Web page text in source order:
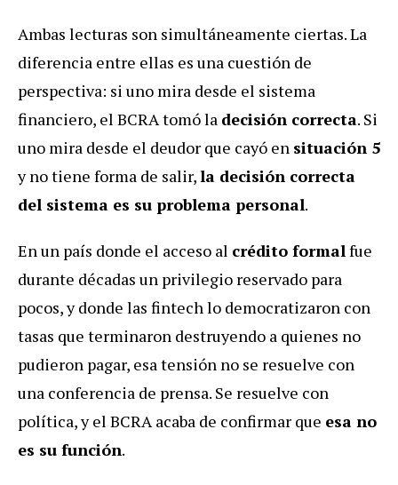
Ambas lecturas son simultáneamente ciertas. La
diferencia entre ellas es una cuestión de
perspectiva: si uno mira desde el sistema
financiero, el BCRA tomó la decisión correcta. Si
uno mira desde el deudor que cayó en situación 5
y no tiene forma de salir,la decisión correcta
del sistema es su problema personal.
En un país donde el acceso al crédito formalfue
durante décadas un privilegio reservado para
pocos, y donde las fintech lo democratizaron con
tasas que terminaron destruyendo a quienes no
pudieron pagar, esa tensión no se resuelve con
una conferencia de prensa. Se resuelve con
política, y el BCRA acaba de confirmar que esa no
es su función.